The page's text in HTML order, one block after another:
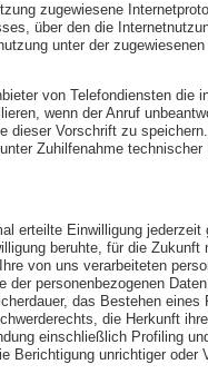
zugewiesene
über den die
unter der
von Telefondiensten
wenn der Anruf
dieser Vorschrift zu
Zuhilfenahme
erteilte Einwilligung
beruhte, für die Zukunft
von uns verarbeiteten
der personenbezogenen
das Bestehen
die Herkunft
einschließlich Profiling
Berichtigung unrichtiger